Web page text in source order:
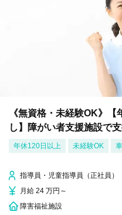
《無資格・未経験OK》
し】障がい者支援施設で
年休120日以上 未経験OK
指導員・児童指導員（正社員）
月給 24 万円～
障害福祉施設